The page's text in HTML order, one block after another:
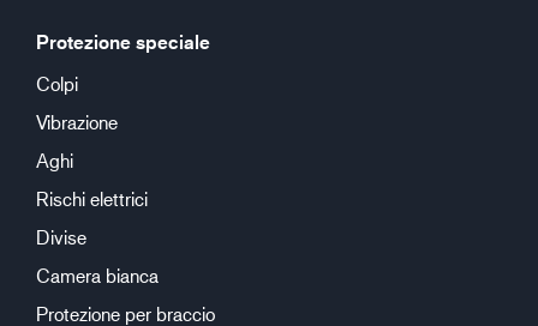
Protezione speciale
Colpi
Vibrazione
Aghi
Rischi elettrici
Divise
Camera bianca
Protezione per braccio